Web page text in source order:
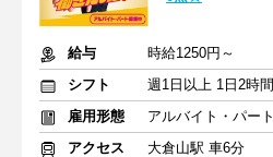
給与
時給1250円～
シフト
雇用形態
アルバイト・パート
アクセス
大倉山駅 車6分